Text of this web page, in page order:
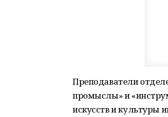
Преподаватели
промыслы» и
искусств и культуры